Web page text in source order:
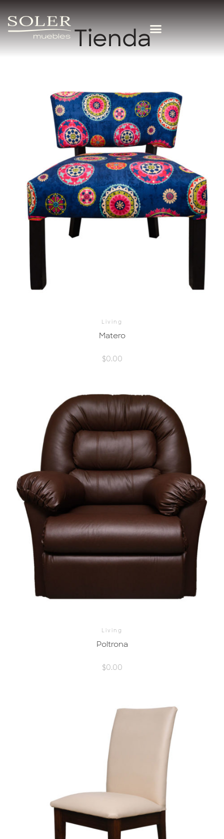
Tienda
Living
Matero
$0.00
Living
Poltrona
$0.00